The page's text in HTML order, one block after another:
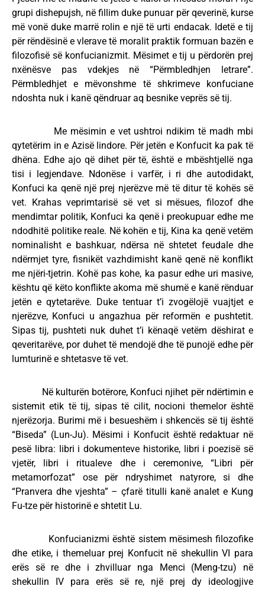
grupi dishepujsh, në fillim duke punuar për qeverinë, kurse
më vonë duke marrë rolin e një të urti endacak. Idetë e tij
për rëndësinë e vlerave të moralit praktik formuan bazën e
filozofisë së konfucianizmit. Mësimet e tij u përdorën prej
nxënësve pas vdekjes në “Përmbledhjen letrare”.
Përmbledhjet e mëvonshme të shkrimeve konfuciane
ndoshta nuk i kanë qëndruar aq besnike veprës së tij.
Me mësimin e vet ushtroi ndikim të madh mbi
qytetërim in e Azisë lindore. Për jetën e Konfucit ka pak të
dhëna. Edhe ajo që dihet për të, është e mbështjellë nga
tisi i legjendave. Ndonëse i varfër, i ri dhe autodidakt,
Konfuci ka qenë një prej njerëzve më të ditur të kohës së
vet. Krahas veprimtarisë së vet si mësues, filozof dhe
mendimtar politik, Konfuci ka qenë i preokupuar edhe me
ndodhitë politike reale. Në kohën e tij, Kina ka qenë vetëm
nominalisht e bashkuar, ndërsa në shtetet feudale dhe
ndërmjet tyre, fisnikët vazhdimisht kanë qenë në konflikt
me njëri-tjetrin. Kohë pas kohe, ka pasur edhe uri masive,
kështu që këto konflikte akoma më shumë e kanë rënduar
jetën e qytetarëve. Duke tentuar t’i zvogëlojë vuajtjet e
njerëzve, Konfuci u angazhua për reformën e pushtetit.
Sipas tij, pushteti nuk duhet t’i kënaqë vetëm dëshirat e
qeveritarëve, por duhet të mendojë dhe të punojë edhe për
lumturinë e shtetasve të vet.
Në kulturën botërore, Konfuci njihet për ndërtimin e
sistemit etik të tij, sipas të cilit, nocioni themelor është
njerëzorja. Burimi më i besueshëm i shkencës së tij është
“Biseda” (Lun-Ju). Mësimi i Konfucit është redaktuar në
pesë libra: libri i dokumenteve historike, libri i poezisë së
vjetër, libri i ritualeve dhe i ceremonive, “Libri për
metamorfozat” ose për ndryshimet natyrore, si dhe
“Pranvera dhe vjeshta” – çfarë titulli kanë analet e Kung
Fu-tze për historinë e shtetit Lu.
Konfucianizmi është sistem mësimesh filozofike
dhe etike, i themeluar prej Konfucit në shekullin VI para
erës së re dhe i zhvilluar nga Menci (Meng-tzu) në
shekullin IV para erës së re, një prej dy ideologjive